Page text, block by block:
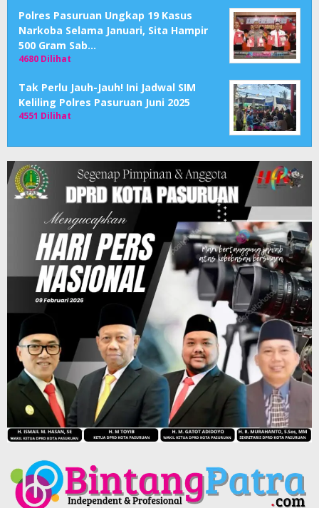
Polres Pasuruan Ungkap 19 Kasus
Narkoba Selama Januari, Sita Hampir
500 Gram Sab…
4680 Dilihat
Tak Perlu Jauh-Jauh! Ini Jadwal SIM
Keliling Polres Pasuruan Juni 2025
4551 Dilihat